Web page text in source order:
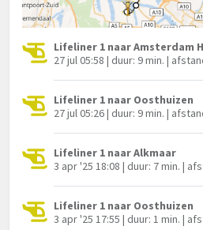
Lifeliner 1 naar Amsterdam
27 jul 05:58 | duur: 9 min. |
Lifeliner 1 naar Oosthuizen
27 jul 05:26 | duur: 9 min. |
Lifeliner 1 naar Alkmaar
3 apr '25 18:08 | duur: 7 min. |
Lifeliner 1 naar Oosthuizen
3 apr '25 17:55 | duur: 1 min. |